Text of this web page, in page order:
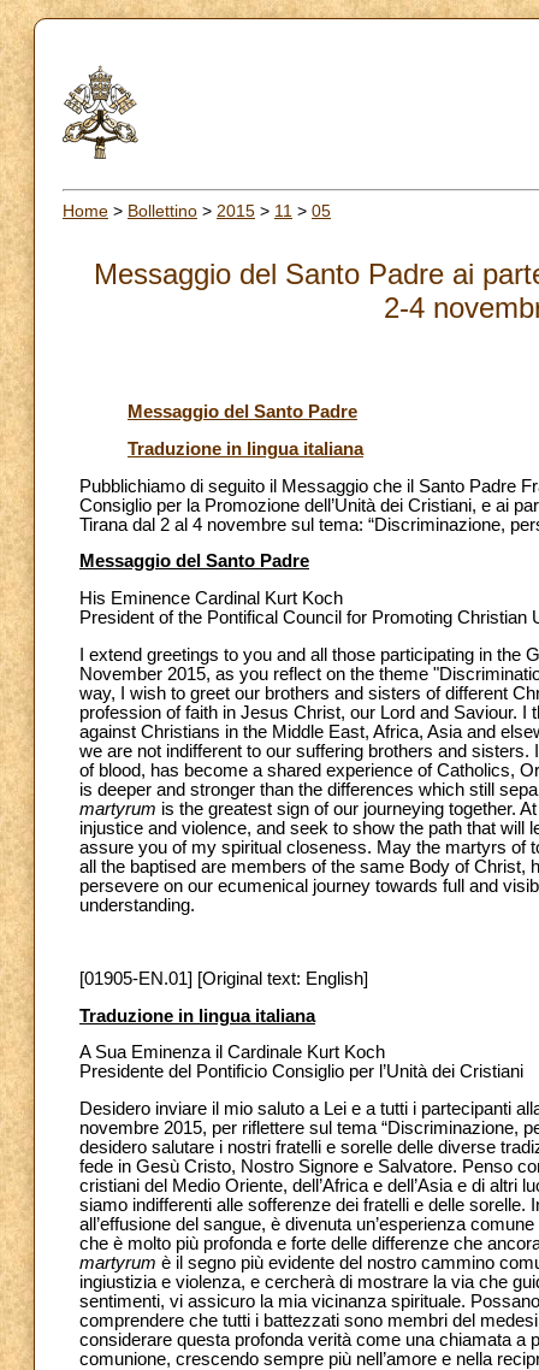
Home > Bollettino > 2015 > 11 > 05
Messaggio del Santo Padre ai
2-4
Messaggio del Santo Padre
Traduzione in lingua italiana
Pubblichiamo di seguito il Messaggio che il Santo Padre
Consiglio per la Promozione dell’Unità dei Cristiani, e ai
Tirana dal 2 al 4 novembre sul tema: “Discriminazione,
Messaggio del Santo Padre
His Eminence Cardinal Kurt Koch
President of the Pontifical Council for Promoting Christian
I extend greetings to you and all those participating in the
November 2015, as you reflect on the theme
way, I wish to greet our brothers and sisters of different
profession of faith in Jesus Christ, our Lord and Saviour.
against Christians in the Middle East, Africa, Asia and
we are not indifferent to our suffering brothers and
of blood, has become a shared experience of Catholics,
is deeper and stronger than the differences which still
martyrum is the greatest sign of our journeying together.
injustice and violence, and seek to show the path that
assure you of my spiritual closeness. May the martyrs of
all the baptised are members of the same Body of Christ,
persevere on our ecumenical journey towards full and
understanding.
[01905-EN.01] [Original text: English]
Traduzione in lingua italiana
A Sua Eminenza il Cardinale Kurt Koch
Presidente del Pontificio Consiglio per l’Unità dei Cristiani
Desidero inviare il mio saluto a Lei e a tutti i partecipanti
novembre 2015, per riflettere sul tema “Discriminazione,
desidero salutare i nostri fratelli e sorelle delle diverse
fede in Gesù Cristo, Nostro Signore e Salvatore. Penso
cristiani del Medio Oriente, dell’Africa e dell’Asia e di
siamo indifferenti alle sofferenze dei fratelli e delle
all’effusione del sangue, è divenuta un’esperienza
che è molto più profonda e forte delle differenze che
martyrum è il segno più evidente del nostro cammino
ingiustizia e violenza, e cercherà di mostrare la via che
sentimenti, vi assicuro la mia vicinanza spirituale.
comprendere che tutti i battezzati sono membri del
considerare questa profonda verità come una chiamata
comunione, crescendo sempre più nell’amore e nella